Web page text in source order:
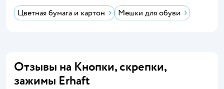
Цветная бумага и картон Мешки для обуви
Отзывы на Кнопки, скрепки,
зажимы Erhaft